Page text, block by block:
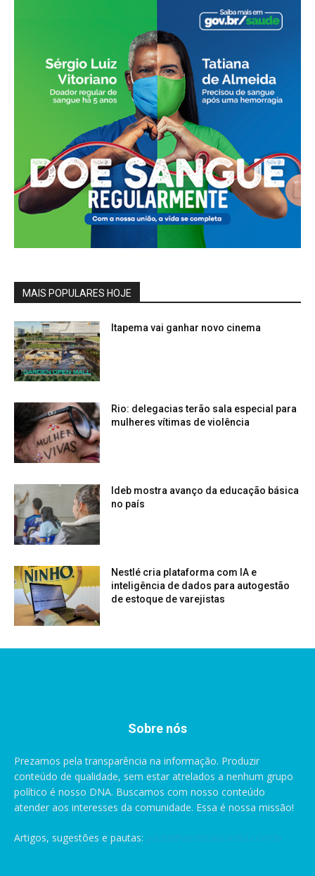
MAIS POPULARES HOJE
Itapema vai ganhar novo cinema
Rio: delegacias terão sala especial para
mulheres vítimas de violência
Ideb mostra avanço da educação básica
no país
Nestlé cria plataforma com IA e
inteligência de dados para autogestão
de estoque de varejistas
Sobre nós
Prezamos pela transparência na informação. Produzir
conteúdo de qualidade, sem estar atrelados a nenhum grupo
político é nosso DNA. Buscamos com nosso conteúdo
atender aos interesses da comunidade. Essa é nossa missão!
Artigos, sugestões e pautas: pauta@anoticiabrasilia.com.br